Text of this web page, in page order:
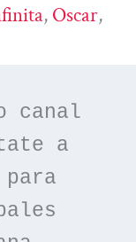
, Oscar
canal
a
para